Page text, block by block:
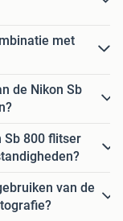
met
de Nikon Sb
Sb 800 flitser
van de